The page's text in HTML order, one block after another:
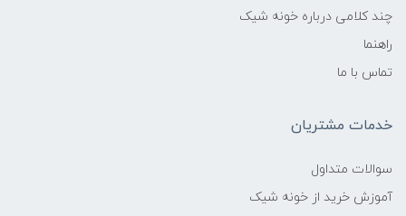
چند کلامی درباره خونه شیک
راهنما
تماس با ما
خدمات مشتریان
سوالات متداول
آموزش خرید از خونه شیک